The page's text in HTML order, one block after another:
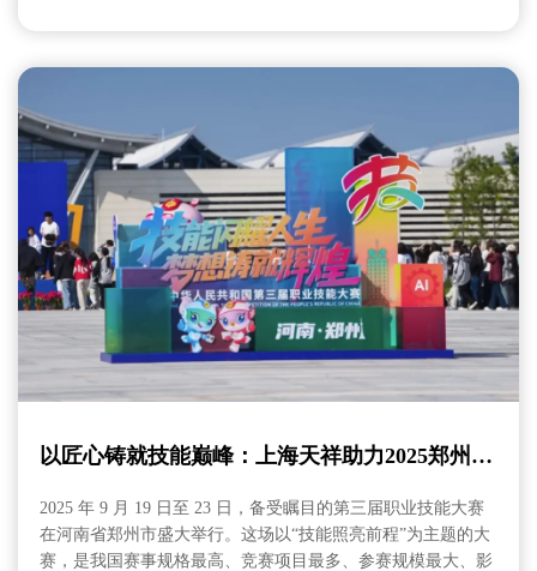
以匠心铸就技能巅峰：上海天祥助力2025郑州职
2025 年 9 月 19 日至 23 日，备受瞩目的第三届职业技能大赛
在河南省郑州市盛大举行。这场以“技能照亮前程”为主题的大
赛，是我国赛事规格最高、竞赛项目最多、参赛规模最大、影